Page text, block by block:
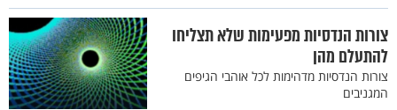
צורות הנדסיות מפעימות שלא תצליחו
להתעלם מהן
צורות הנדסיות מדהימות לכל אוהבי הגיפים
המגניבים